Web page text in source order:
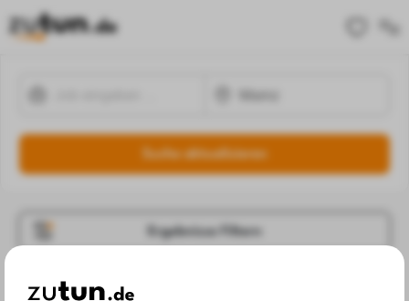
Suche aktualisieren
Ergebnisse Filtern
Jobangebote